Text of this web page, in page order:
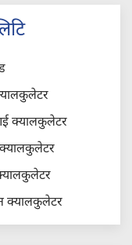
क्यालकुलेटर
क्यालकुलेटर
क्यालकुलेटर